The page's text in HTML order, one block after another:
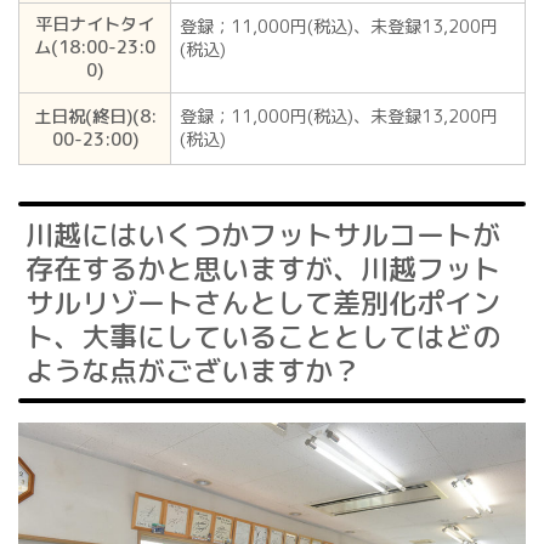
平日ナイトタイ
ム(18:00-23:0
0)
登録；11,000円(税込)、未登録13,200円
(税込)
土日祝(終日)(8:
00-23:00)
登録；11,000円(税込)、未登録13,200円
(税込)
川越にはいくつかフットサルコートが
存在するかと思いますが、川越フット
サルリゾートさんとして差別化ポイン
ト、大事にしていることとしてはどの
ような点がございますか？